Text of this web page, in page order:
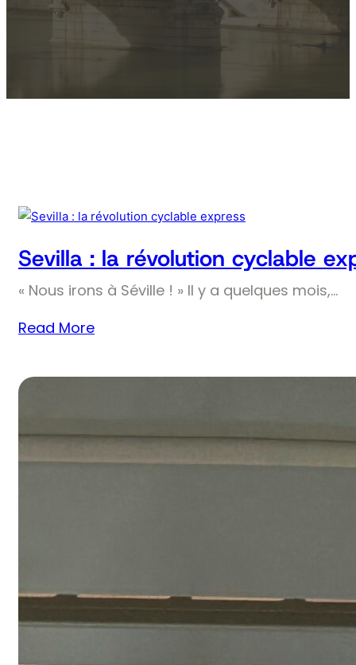
Sevilla : la révolution cyclable
« Nous irons à Séville ! » Il y a quelques mois,…
Read More